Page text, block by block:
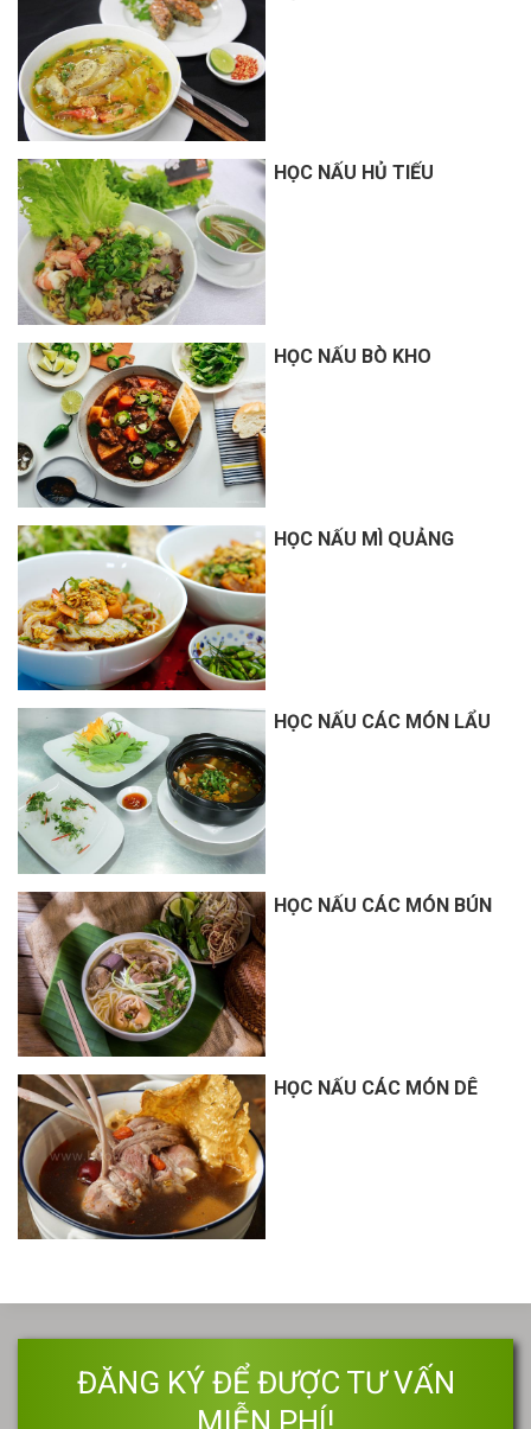
HỌC NẤU HỦ TIẾU
HỌC NẤU BÒ KHO
HỌC NẤU MÌ QUẢNG
HỌC NẤU CÁC MÓN LẨU
HỌC NẤU CÁC MÓN BÚN
HỌC NẤU CÁC MÓN DÊ
ĐĂNG KÝ ĐỂ ĐƯỢC TƯ VẤN